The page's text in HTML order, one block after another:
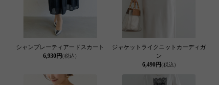
シャンブレーティアードスカート
6,930円(税込)
ジャケットライクニットカーディガ
ン
6,490円(税込)